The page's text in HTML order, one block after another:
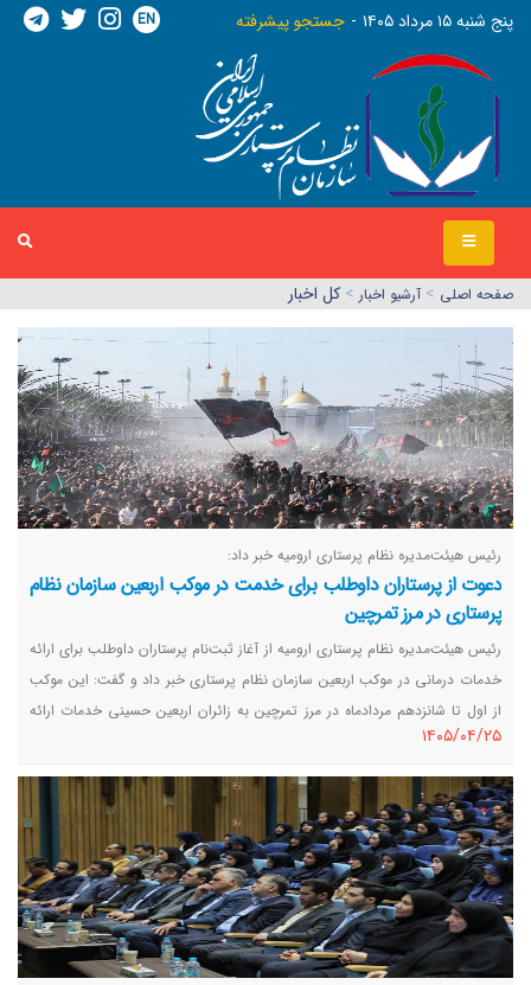
پنج شنبه ١٥ مرداد ١٤٠٥ جستجو پیشرفته EN
صفحه اصلي > آرشیو اخبار > کل اخبار
رئیس هیئت‌مدیره نظام پرستاری ارومیه خبر داد:
دعوت از پرستاران داوطلب برای خدمت در موکب اربعین سازمان نظام
پرستاری در مرز تمرچین
رئیس هیئت‌مدیره نظام پرستاری ارومیه از آغاز ثبت‌نام پرستاران داوطلب برای ارائه
خدمات درمانی در موکب اربعین سازمان نظام پرستاری خبر داد و گفت: این موکب
از اول تا شانزدهم مردادماه در مرز تمرچین به زائران اربعین حسینی خدمات ارائه
می‌کند.
١٤٠٥/٠٤/٢٥